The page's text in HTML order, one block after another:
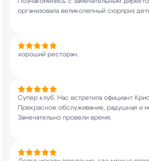
организовала великолепный сюрприз
хороший ресторан.
Супер клуб. Нас встретила официант
Прекрасное обслуживание, радушная и
Замечательно провели время.